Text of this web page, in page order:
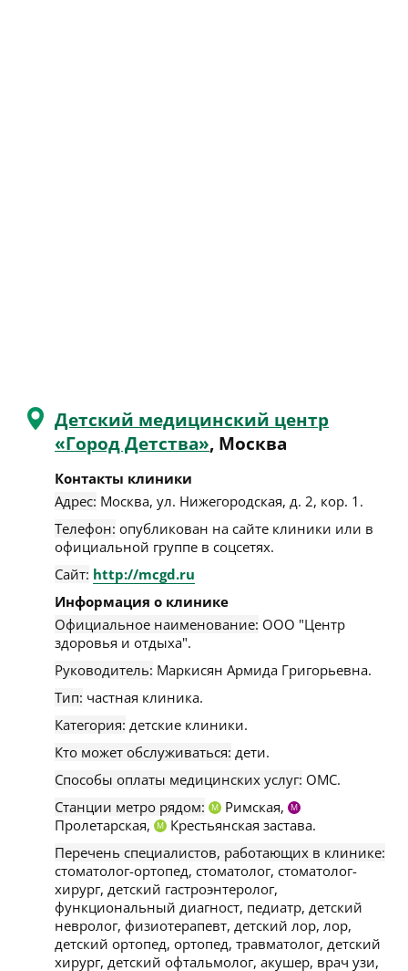
Детский медицинский центр
«Город Детства», Москва
Контакты клиники
Адрес: Москва, ул. Нижегородская, д. 2, кор. 1 .
Телефон: опубликован на сайте клиники или в
официальной группе в соцсетях.
Сайт: http://mcgd.ru
Информация о клинике
Официальное наименование: ООО "Центр
здоровья и отдыха".
Руководитель: Маркисян Армида Григорьевна.
Тип: частная клиника.
Категория: детские клиники.
Кто может обслуживаться: дети.
Способы оплаты медицинских услуг: ОМС.
Станции метро рядом:
М Римская, М
Пролетарская, М
Крестьянская застава.
Перечень специалистов, работающих в клинике:
стоматолог-ортопед, стоматолог, стоматолог-
хирург, детский гастроэнтеролог,
функциональный диагност, педиатр, детский
невролог, физиотерапевт, детский лор, лор,
детский ортопед, ортопед, травматолог, детский
хирург, детский офтальмолог, акушер, врач узи,